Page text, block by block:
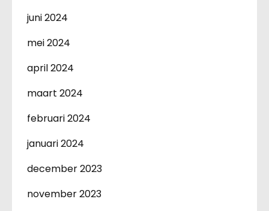
juni 2024
mei 2024
april 2024
maart 2024
februari 2024
januari 2024
december 2023
november 2023